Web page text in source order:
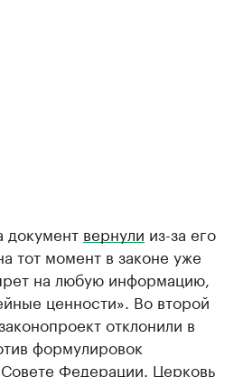
документ вернули из-за его
тот момент в законе уже
на любую информацию,
ценности». Во второй
отклонили в
формулировок
Федерации. Церковь